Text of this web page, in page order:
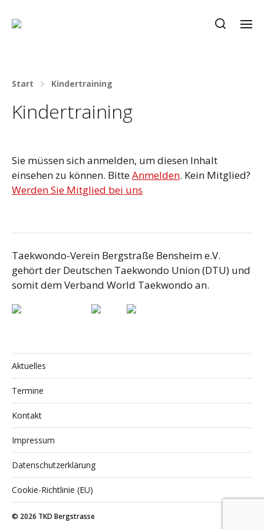
Start Kindertraining
Kindertraining
Sie müssen sich anmelden, um diesen Inhalt
einsehen zu können. BitteAnmelden. Kein Mitglied?
Werden Sie Mitglied bei uns
Taekwondo-Verein Bergstraße Bensheim e.V.
gehört der Deutschen Taekwondo Union (DTU) und
somit dem Verband World Taekwondo an.
Aktuelles
Termine
Kontakt
Impressum
Datenschutzerklärung
Cookie-Richtlinie (EU)
© 2026 TKD Bergstrasse